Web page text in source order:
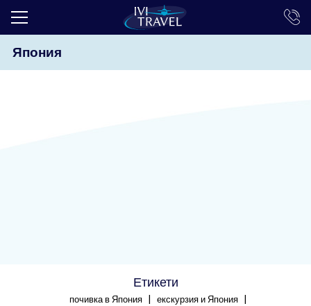
ТОП ОФЕРТИ
Япония
Етикети
почивка в Япония | екскурзия и Япония |